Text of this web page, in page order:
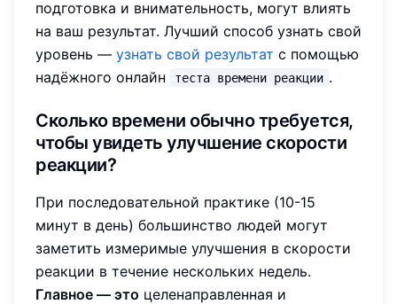
подготовка и внимательность, могут влиять
на ваш результат. Лучший способ узнать свой
уровень — узнать свой результат с помощью
надёжного онлайн
теста времени реакции .
Сколько времени обычно требуется,
чтобы увидеть улучшение скорости
реакции?
При последовательной практике (10-15
минут в день) большинство людей могут
заметить измеримые улучшения в скорости
реакции в течение нескольких недель.
Главное — это целенаправленная и